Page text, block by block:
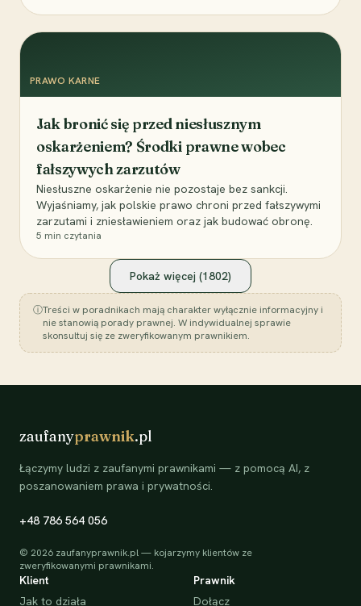
PRAWO KARNE
Jak bronić się przed niesłusznym
oskarżeniem? Środki prawne wobec
fałszywych zarzutów
Niesłuszne oskarżenie nie pozostaje bez sankcji.
Wyjaśniamy, jak polskie prawo chroni przed fałszywymi
zarzutami i zniesławieniem oraz jak budować obronę.
5 min czytania
Pokaż więcej (1802)
ⓘTreści w poradnikach mają charakter wyłącznie informacyjny i
nie stanowią porady prawnej. W indywidualnej sprawie
skonsultuj się ze zweryfikowanym prawnikiem.
zaufanyprawnik.pl
Łączymy ludzi z zaufanymi prawnikami — z pomocą AI, z
poszanowaniem prawa i prywatności.
+48 786 564 056
© 2026 zaufanyprawnik.pl — kojarzymy klientów ze
zweryfikowanymi prawnikami.
Klient
Jak to działa
Prawnik
Dołącz